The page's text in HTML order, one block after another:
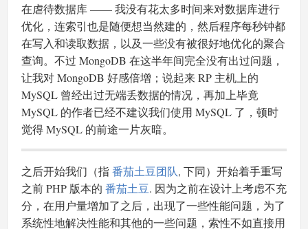
在虐待数据库 —— 我没有花太多时间来对数据库进行
优化，连索引也是随便想当然建的，然后程序每秒钟都
在写入和读取数据，以及一些没有被很好地优化的聚合
查询。不过 MongoDB 在这半年间完全没有出过问题，
让我对 MongoDB 好感倍增；说起来 RP 主机上的
MySQL 曾经出过无端丢数据的情况，再加上毕竟
MySQL 的作者已经不建议我们使用 MySQL 了，顿时
觉得 MySQL 的前途一片灰暗。
之后开始我们（指 番茄土豆团队, 下同）开始着手重写
之前 PHP 版本的 番茄土豆. 因为之前在设计上考虑不充
分，在用户量增加了之后，出现了一些性能问题，为了
系统性地解决性能和其他的一些问题，索性不如直接用